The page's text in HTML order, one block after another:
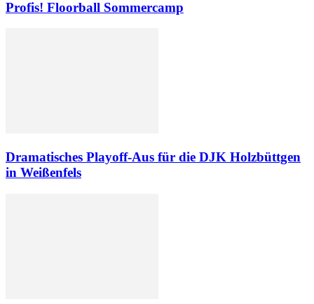
Profis! Floorball Sommercamp
Dramatisches Playoff-Aus für die DJK Holzbüttgen
in Weißenfels